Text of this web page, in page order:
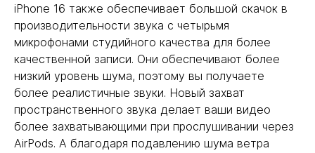
iPhone 16 также обеспечивает большой скачок в
производительности звука с четырьмя
микрофонами студийного качества для более
качественной записи. Они обеспечивают более
низкий уровень шума, поэтому вы получаете
более реалистичные звуки. Новый захват
пространственного звука делает ваши видео
более захватывающими при прослушивании через
AirPods. А благодаря подавлению шума ветра